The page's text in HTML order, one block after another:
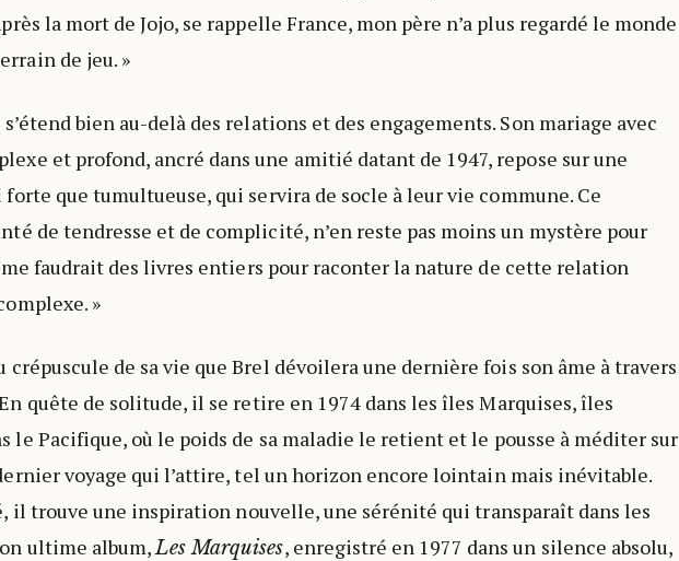
la mort de Jojo, se rappelle France, mon père n’a plus regardé le monde
de jeu. »
s’étend bien au-delà des relations et des engagements. Son mariage avec
et profond, ancré dans une amitié datant de 1947, repose sur une
que tumultueuse, qui servira de socle à leur vie commune. Ce
de tendresse et de complicité, n’en reste pas moins un mystère pour
faudrait des livres entiers pour raconter la nature de cette relation
»
crépuscule de sa vie que Brel dévoilera une dernière fois son âme à travers
quête de solitude, il se retire en 1974 dans les îles Marquises, îles
le Pacifique, où le poids de sa maladie le retient et le pousse à méditer sur
voyage qui l’attire, tel un horizon encore lointain mais inévitable.
il trouve une inspiration nouvelle, une sérénité qui transparaît dans les
ultime album,Les Marquises, enregistré en 1977 dans un silence absolu,